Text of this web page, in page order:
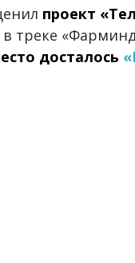
проект
в треке
досталось